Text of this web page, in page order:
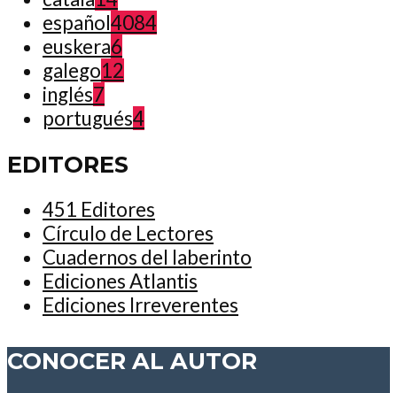
español4084
euskera6
galego12
inglés7
portugués4
EDITORES
451 Editores
Círculo de Lectores
Cuadernos del laberinto
Ediciones Atlantis
Ediciones Irreverentes
CONOCER AL AUTOR